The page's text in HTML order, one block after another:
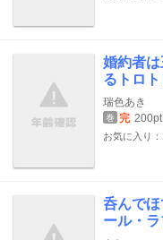
婚約者
るトロ
瑞色あき
巻 完 200pt
お気に入り：
呑んで
ール・ラ